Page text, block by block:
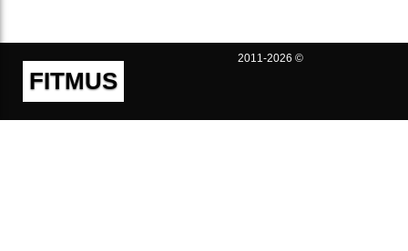
FITMUS
2011-2026 ©